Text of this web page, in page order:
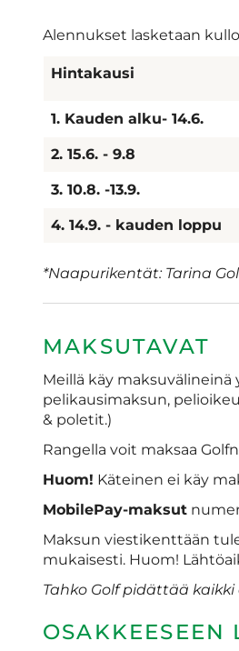
Alennukset lasketaan
Hintakausi
1. Kauden alku- 14.6.
2. 15.6. - 9.8
3. 10.8. -13.9.
4. 14.9. - kauden loppu
*Naapurikentät: Tarina
MAKSUTAVAT
Meillä käy
pelikausimaksun,
& poletit.)
Rangella voit maksaa
Huom! Käteinen ei käy
MobilePay-maksut
Maksun viestikenttään
mukaisesti. Huom!
Tahko Golf pidättää
OSAKKEESEEN